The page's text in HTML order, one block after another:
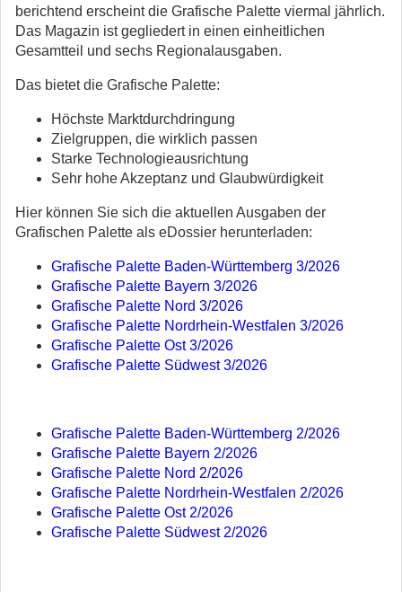
berichtend erscheint die Grafische Palette viermal jährlich.
Das Magazin ist gegliedert in einen einheitlichen
Gesamtteil und sechs Regionalausgaben.
Das bietet die Grafische Palette:
Höchste Marktdurchdringung
Zielgruppen, die wirklich passen
Starke Technologieausrichtung
Sehr hohe Akzeptanz und Glaubwürdigkeit
Hier können Sie sich die aktuellen Ausgaben der
Grafischen Palette als eDossier herunterladen:
Grafische Palette Baden-Württemberg 3/2026
Grafische Palette Bayern 3/2026
Grafische Palette Nord 3/2026
Grafische Palette Nordrhein-Westfalen 3/2026
Grafische Palette Ost 3/2026
Grafische Palette Südwest 3/2026
Grafische Palette Baden-Württemberg 2/2026
Grafische Palette Bayern 2/2026
Grafische Palette Nord 2/2026
Grafische Palette Nordrhein-Westfalen 2/2026
Grafische Palette Ost 2/2026
Grafische Palette Südwest 2/2026